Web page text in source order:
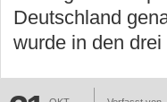
Deutschland
wurde in den